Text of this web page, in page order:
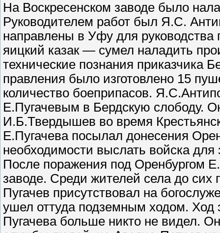
На Воскресенском заводе было
Руководителем работ был Я.С.
направлены в Уфу для
яицкий казак — сумел наладить
технические познания приказчика
правления было изготовлено 15
количество боеприпасов.
Е.Пугачевым в Бердскую слободу.
И.Б.Твердышев во время
Е.Пугачева посылал донесения
необходимости выслать войска
После поражения под Оренбургом
заводе. Среди жителей села до сих
Пугачев присутствовал на
ушел оттуда подземным ходом. Ход
Пугачева больше никто не видел.